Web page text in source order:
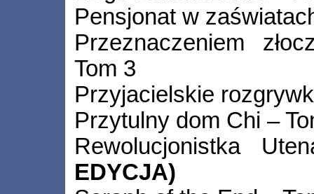
Pensjonat w
Przeznaczeniem
Tom 3
Przyjacielskie
Przytulny dom Chi –
Rewolucjonistka
EDYCJA)